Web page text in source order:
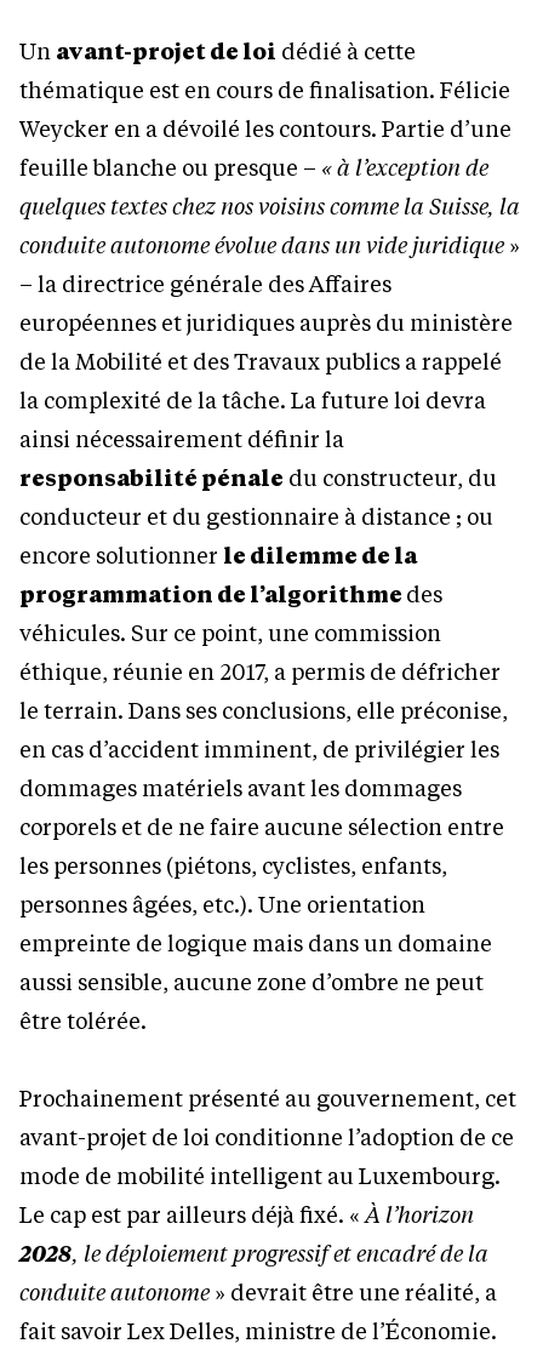
Un avant-projet de loi dédié à cette
thématique est en cours de finalisation. Félicie
Weycker en a dévoilé les contours. Partie d’une
feuille blanche ou presque – « à l’exception de
quelques textes chez nos voisins comme la Suisse, la
conduite autonome évolue dans un vide juridique »
– la directrice générale des Affaires
européennes et juridiques auprès du ministère
de la Mobilité et des Travaux publics a rappelé
la complexité de la tâche. La future loi devra
ainsi nécessairement définir la
responsabilité pénale du constructeur, du
conducteur et du gestionnaire à distance ; ou
encore solutionner le dilemme de la
programmation de l’algorithme des
véhicules. Sur ce point, une commission
éthique, réunie en 2017, a permis de défricher
le terrain. Dans ses conclusions, elle préconise,
en cas d’accident imminent, de privilégier les
dommages matériels avant les dommages
corporels et de ne faire aucune sélection entre
les personnes (piétons, cyclistes, enfants,
personnes âgées, etc.). Une orientation
empreinte de logique mais dans un domaine
aussi sensible, aucune zone d’ombre ne peut
être tolérée.
Prochainement présenté au gouvernement, cet
avant-projet de loi conditionne l’adoption de ce
mode de mobilité intelligent au Luxembourg.
Le cap est par ailleurs déjà fixé. «À l’horizon
2028, le déploiement progressif et encadré de la
conduite autonome » devrait être une réalité, a
fait savoir Lex Delles, ministre de l’Économie.